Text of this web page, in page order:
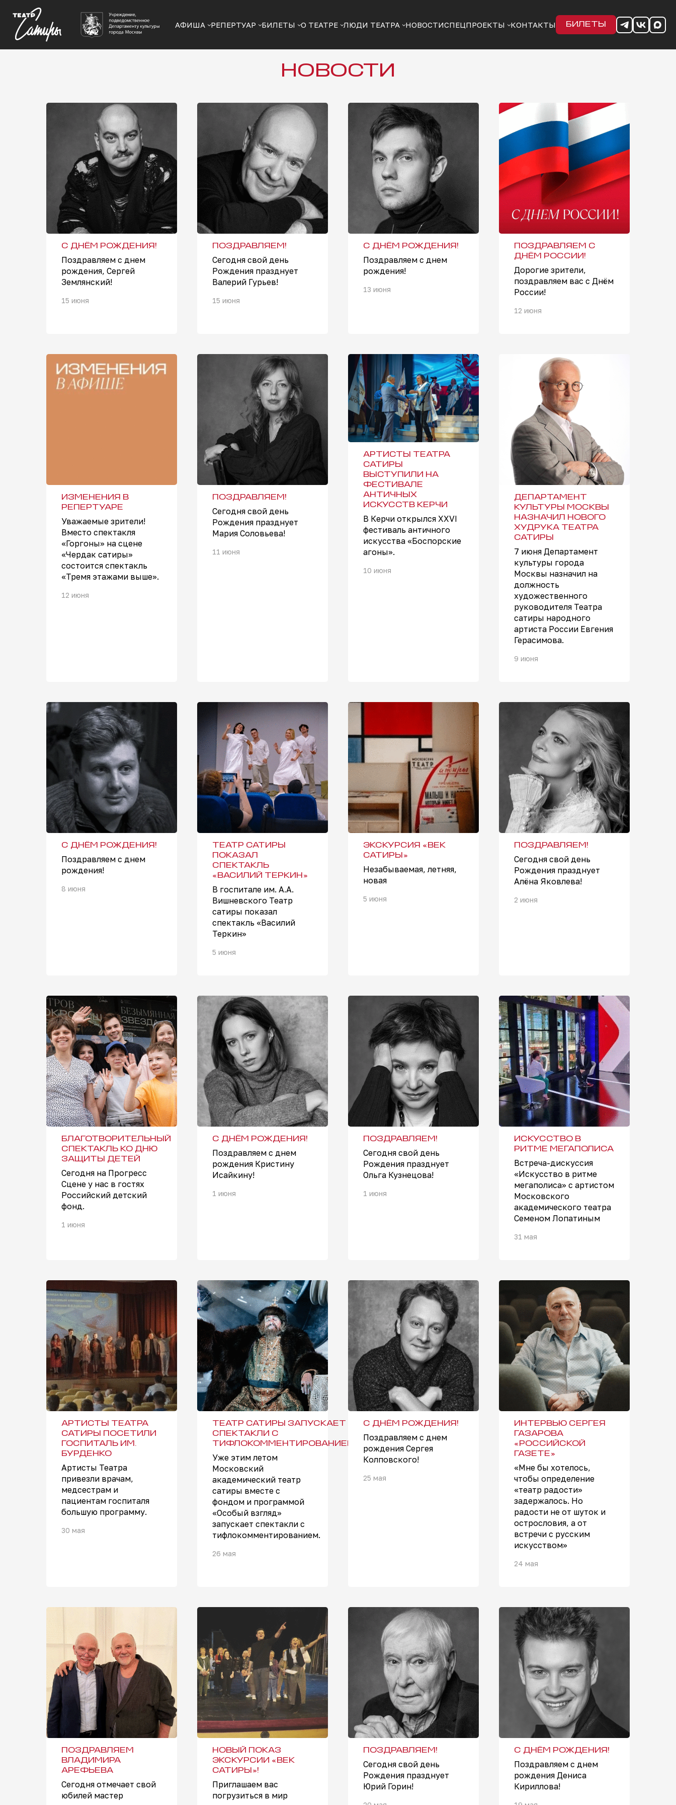
АФИША РЕПЕРТУАР БИЛЕТЫ О ТЕАТРЕ ЛЮДИ ТЕАТРА НОВОСТИСПЕЦПРОЕКТЫ КОНТАКТЫ БИЛЕТЫ
НОВОСТИ
С ДНЁМ РОЖДЕНИЯ!
Поздравляем с днем
рождения, Сергей
Землянский!
15 июня
ПОЗДРАВЛЯЕМ!
Сегодня свой день
Рождения празднует
Валерий Гурьев!
15 июня
С ДНЁМ РОЖДЕНИЯ!
Поздравляем с днем
рождения!
13 июня
ПОЗДРАВЛЯЕМ С
ДНЁМ РОССИИ!
Дорогие зрители,
поздравляем вас с Днём
России!
12 июня
ИЗМЕНЕНИЯ В
РЕПЕРТУАРЕ
Уважаемые зрители!
Вместо спектакля
«Горгоны» на сцене
«Чердак сатиры»
состоится спектакль
«Тремя этажами выше».
12 июня
ПОЗДРАВЛЯЕМ!
Сегодня свой день
Рождения празднует
Мария Соловьева!
11 июня
АРТИСТЫ ТЕАТРА
САТИРЫ
ВЫСТУПИЛИ НА
ФЕСТИВАЛЕ
АНТИЧНЫХ
ИСКУССТВ КЕРЧИ
В Керчи открылся XXVI
фестиваль античного
искусства «Боспорские
агоны».
10 июня
ДЕПАРТАМЕНТ
КУЛЬТУРЫ МОСКВЫ
НАЗНАЧИЛ НОВОГО
ХУДРУКА ТЕАТРА
САТИРЫ
7 июня Департамент
культуры города
Москвы назначил на
должность
художественного
руководителя Театра
сатиры народного
артиста России Евгения
Герасимова.
9 июня
С ДНЁМ РОЖДЕНИЯ!
Поздравляем с днем
рождения!
8 июня
ТЕАТР САТИРЫ
ПОКАЗАЛ
СПЕКТАКЛЬ
«ВАСИЛИЙ ТЕРКИН»
В госпитале им. А.А.
Вишневского Театр
сатиры показал
спектакль «Василий
Теркин»
5 июня
ЭКСКУРСИЯ «ВЕК
САТИРЫ»
Незабываемая, летняя,
новая
5 июня
ПОЗДРАВЛЯЕМ!
Сегодня свой день
Рождения празднует
Алёна Яковлева!
2 июня
БЛАГОТВОРИТЕЛЬНЫЙ
СПЕКТАКЛЬ КО ДНЮ
ЗАЩИТЫ ДЕТЕЙ
Сегодня на Прогресс
Сцене у нас в гостях
Российский детский
фонд.
1 июня
С ДНЁМ РОЖДЕНИЯ!
Поздравляем с днем
рождения Кристину
Исайкину!
1 июня
ПОЗДРАВЛЯЕМ!
Сегодня свой день
Рождения празднует
Ольга Кузнецова!
1 июня
ИСКУССТВО В
РИТМЕ МЕГАПОЛИСА
Встреча-дискуссия
«Искусство в ритме
мегаполиса» с артистом
Московского
академического театра
Семеном Лопатиным
31 мая
АРТИСТЫ ТЕАТРА
САТИРЫ ПОСЕТИЛИ
ГОСПИТАЛЬ ИМ.
БУРДЕНКО
Артисты Театра
привезли врачам,
медсестрам и
пациентам госпиталя
большую программу.
30 мая
ТЕАТР САТИРЫ ЗАПУСКАЕТ
СПЕКТАКЛИ С
ТИФЛОКОММЕНТИРОВАНИЕМ
Уже этим летом
Московский
академический театр
сатиры вместе с
фондом и программой
«Особый взгляд»
запускает спектакли с
тифлокомментированием.
26 мая
С ДНЁМ РОЖДЕНИЯ!
Поздравляем с днем
рождения Сергея
Колповского!
25 мая
ИНТЕРВЬЮ СЕРГЕЯ
ГАЗАРОВА
«РОССИЙСКОЙ
ГАЗЕТЕ»
«Мне бы хотелось,
чтобы определение
«театр радости»
задержалось. Но
радости не от шуток и
острословия, а от
встречи с русским
искусством»
24 мая
ПОЗДРАВЛЯЕМ
ВЛАДИМИРА
АРЕФЬЕВА
Сегодня отмечает свой
юбилей мастер
НОВЫЙ ПОКАЗ
ЭКСКУРСИИ «ВЕК
САТИРЫ»!
Приглашаем вас
погрузиться в мир
ПОЗДРАВЛЯЕМ!
Сегодня свой день
Рождения празднует
Юрий Горин!
С ДНЁМ РОЖДЕНИЯ!
Поздравляем с днем
рождения Дениса
Кириллова!